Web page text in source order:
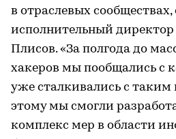
в отраслевых сообществах,
исполнительный директор
Плисов. «За полгода до
хакеров мы пообщались с
уже сталкивались с таким
этому мы смогли
комплекс мер в области